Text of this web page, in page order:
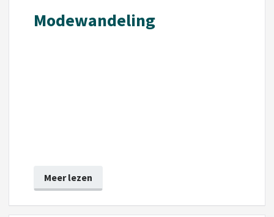
Modewandeling
Meer lezen